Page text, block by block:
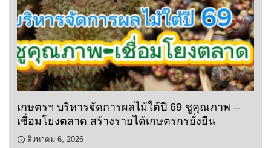
เกษตรฯ บริหารจัดการผลไม้ใต้ปี 69 ชูคุณภาพ –
เชื่อมโยงตลาด สร้างรายได้เกษตรกรยั่งยืน
สิงหาคม 6, 2026